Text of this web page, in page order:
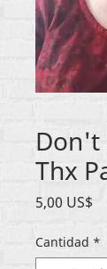
Don't
Thx
5,00 US$
Cantidad *